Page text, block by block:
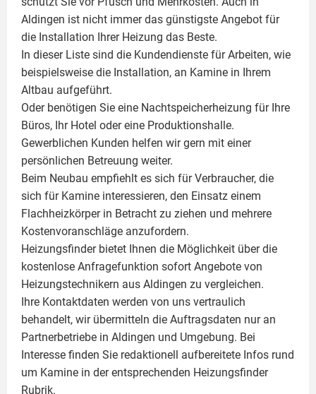
Aldingen ist nicht immer das günstigste Angebot für
die Installation Ihrer Heizung das Beste.
In dieser Liste sind die Kundendienste für Arbeiten, wie
beispielsweise die Installation, an Kamine in Ihrem
Altbau aufgeführt.
Oder benötigen Sie eine Nachtspeicherheizung für Ihre
Büros, Ihr Hotel oder eine Produktionshalle.
Gewerblichen Kunden helfen wir gern mit einer
persönlichen Betreuung weiter.
Beim Neubau empfiehlt es sich für Verbraucher, die
sich für Kamine interessieren, den Einsatz einem
Flachheizkörperin Betracht zu ziehen und mehrere
Kostenvoranschläge anzufordern.
Heizungsfinder bietet Ihnen die Möglichkeit über die
kostenlose Anfragefunktion sofort Angebote von
Heizungstechnikern aus Aldingen zu vergleichen.
Ihre Kontaktdaten werden von uns vertraulich
behandelt, wir übermitteln die Auftragsdaten nur an
Partnerbetriebe in Aldingen und Umgebung. Bei
Interesse finden Sie redaktionell aufbereitete Infos rund
um Kamine in der entsprechenden Heizungsfinder
Rubrik.